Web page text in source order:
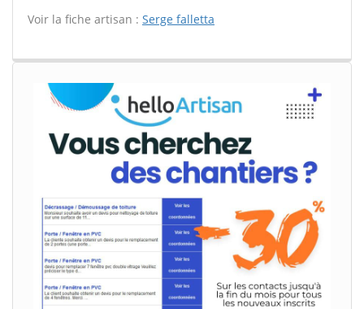
Voir la fiche artisan : Serge falletta